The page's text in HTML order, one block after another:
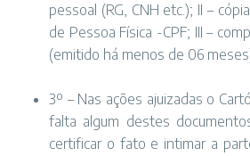
pessoal (RG, CNH etc.); II –
de Pessoa Física -CPF; III –
(emitido há menos de 06
3º – Nas ações ajuizadas o
falta algum destes
certificar o fato e intimar a